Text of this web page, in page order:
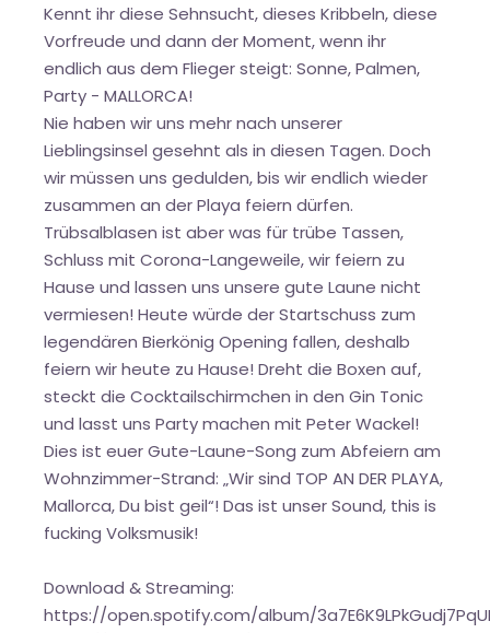
Kennt ihr diese Sehnsucht, dieses Kribbeln, diese
Vorfreude und dann der Moment, wenn ihr
endlich aus dem Flieger steigt: Sonne, Palmen,
Party - MALLORCA!
Nie haben wir uns mehr nach unserer
Lieblingsinsel gesehnt als in diesen Tagen. Doch
wir müssen uns gedulden, bis wir endlich wieder
zusammen an der Playa feiern dürfen.
Trübsalblasen ist aber was für trübe Tassen,
Schluss mit Corona-Langeweile, wir feiern zu
Hause und lassen uns unsere gute Laune nicht
vermiesen! Heute würde der Startschuss zum
legendären Bierkönig Opening fallen, deshalb
feiern wir heute zu Hause! Dreht die Boxen auf,
steckt die Cocktailschirmchen in den Gin Tonic
und lasst uns Party machen mit Peter Wackel!
Dies ist euer Gute-Laune-Song zum Abfeiern am
Wohnzimmer-Strand: „Wir sind TOP AN DER PLAYA,
Mallorca, Du bist geil“! Das ist unser Sound, this is
fucking Volksmusik!
Download & Streaming:
https://open.spotify.com/album/